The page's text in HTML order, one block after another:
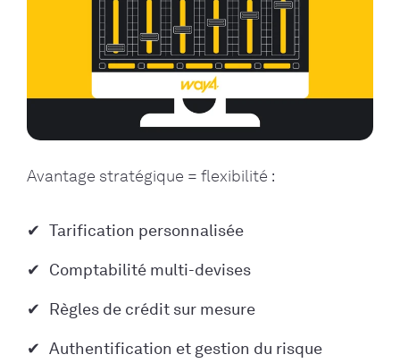
Avantage stratégique = flexibilité :
Tarification personnalisée
Comptabilité multi-devises
Règles de crédit sur mesure
Authentification et gestion du risque